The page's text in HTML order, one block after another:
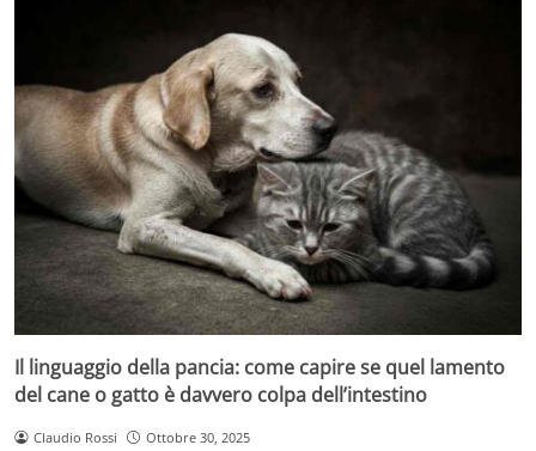
Il linguaggio della pancia: come capire se quel lamento
del cane o gatto è davvero colpa dell’intestino
Claudio Rossi Ottobre 30, 2025